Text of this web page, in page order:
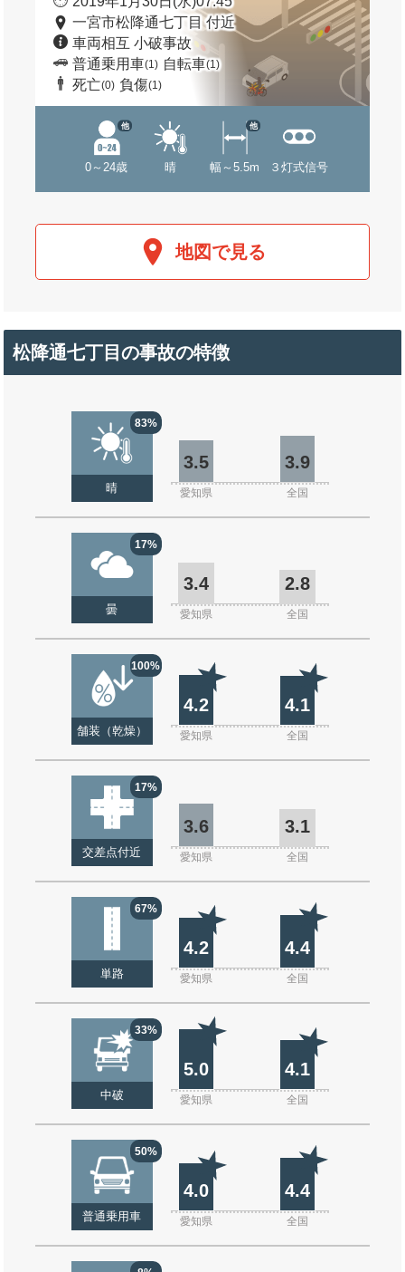
一宮市松降通七丁目 付近
車両相互 小破事故
普通乗用車(1) 自転車(1)
死亡(0) 負傷(1)
0～24歳
他
晴 幅～5.5m
他
３灯式信号
地図で見る
松降通七丁目の事故の特徴
83%
晴
3.5 3.9
愛知県 全国
17%
曇
3.4 2.8
愛知県 全国
100%
舗装（乾燥）
4.2 4.1
愛知県 全国
17%
交差点付近
3.6 3.1
愛知県 全国
67%
単路
4.2 4.4
愛知県 全国
33%
中破
5.0 4.1
愛知県 全国
50%
普通乗用車
4.0 4.4
愛知県 全国